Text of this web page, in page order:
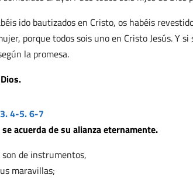
ido bautizados en Cristo, os habéis
porque todos sois uno en Cristo Jesús. Y
la promesa.
4-5. 6-7
se acuerda de su alianza eternamente.
son de instrumentos,
maravillas;